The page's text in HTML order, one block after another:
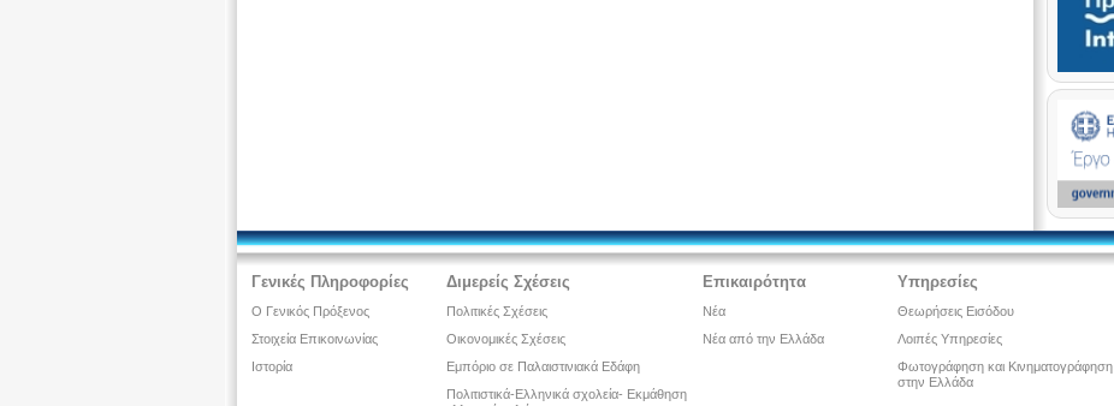
Γενικές Πληροφορίες
Ο Γενικός Πρόξενος
Στοιχεία Επικοινωνίας
Ιστορία
Διμερείς Σχέσεις
Πολιτικές Σχέσεις
Οικονομικές Σχέσεις
Εμπόριο σε Παλαιστινιακά Εδάφη
Πολιτιστικά-Ελληνικά σχολεία- Εκμάθηση
Επικαιρότητα
Νέα
Νέα από την Ελλάδα
Υπηρεσίες
Θεωρήσεις Εισόδου
Λοιπές Υπηρεσίες
Φωτογράφηση και Κινηματογράφηση
στην Ελλάδα